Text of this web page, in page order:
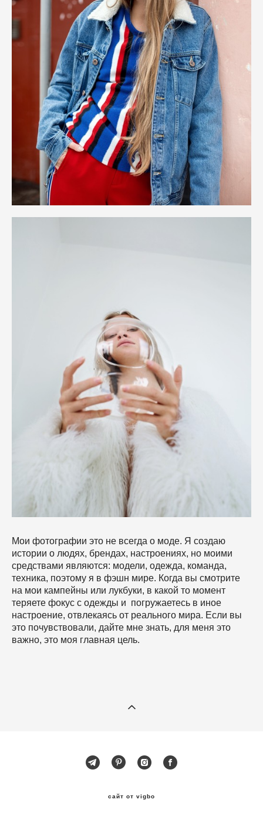
Мои фотографии это не всегда о моде. Я создаю
истории о людях, брендах, настроениях, но моими
средствами являются: модели, одежда, команда,
техника, поэтому я в фэшн мире. Когда вы смотрите
на мои кампейны или лукбуки, в какой то момент
теряете фокус с одежды и погружаетесь в иное
настроение, отвлекаясь от реального мира. Если вы
это почувствовали, дайте мне знать, для меня это
важно, это моя главная цель.
сайт от vigbo